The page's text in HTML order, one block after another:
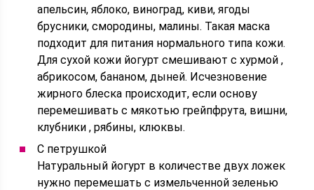
апельсин, яблоко, виноград, киви, ягоды
брусники, смородины, малины. Такая маска
подходит для питания нормального типа кожи.
Для сухой кожи йогурт смешивают с хурмой ,
абрикосом, бананом, дыней. Исчезновение
жирного блеска происходит, если основу
перемешивать с мякотью грейпфрута, вишни,
клубники , рябины, клюквы.
С петрушкой
Натуральный йогурт в количестве двух ложек
нужно перемешать с измельченной зеленью